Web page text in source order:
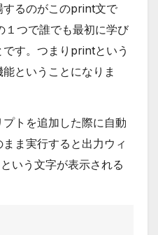
するのがこのprint文で
１つで誰でも最初に学び
です。つまりprintという
ということになりま
トを追加した際に自動
ま実行すると出力ウィ
いう文字が表示される